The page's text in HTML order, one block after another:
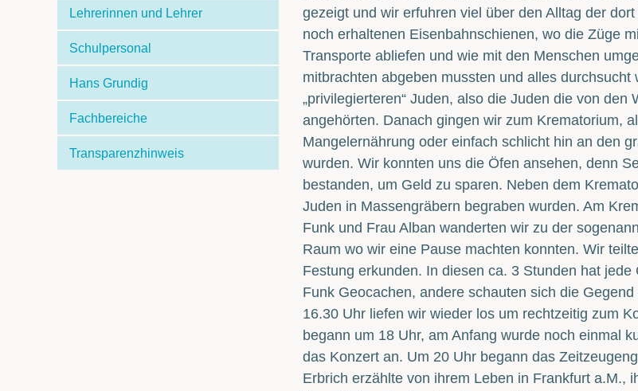
Lehrerinnen und Lehrer
Schulpersonal
Hans Grundig
Fachbereiche
Transparenzhinweis
gezeigt und wir erfuhren viel über den Alltag der
noch erhaltenen Eisenbahnschienen, wo die Züge
Transporte abliefen und wie mit den Menschen
mitbrachten abgeben mussten und alles
„privilegierteren“ Juden, also die Juden die von
angehörten. Danach gingen wir zum Krematorium,
Mangelernährung oder einfach schlicht hin an den
wurden. Wir konnten uns die Öfen ansehen, denn
bestanden, um Geld zu sparen. Neben dem
Juden in Massengräbern begraben wurden. Am
Funk und Frau Alban wanderten wir zu der
Raum wo wir eine Pause machten konnten. Wir
Festung erkunden. In diesen ca. 3 Stunden hat
Funk Geocachen, andere schauten sich die
16.30 Uhr liefen wir wieder los um rechtzeitig zum
begann um 18 Uhr, am Anfang wurde noch einmal
das Konzert an. Um 20 Uhr begann das
Erbrich erzählte von ihrem Leben in Frankfurt a.M.,